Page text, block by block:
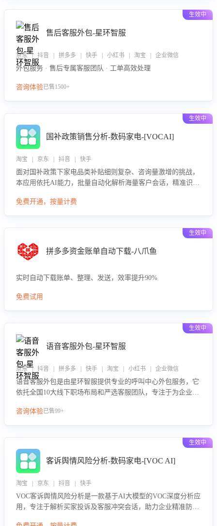
生效中
售后客服外包-星环智服
京东 | 抖音 | 拼多多 | 快手 | 小红书 | 淘宝 | 企业微信
外包服务 · 售后专属客服团队 · 工单高效处理
咨询体验已售1500+
生效中
国补政策销售分析-数码家电-[VOCAI]
淘宝 | 京东 | 抖音 | 快手
面对国补政策下家电品类补贴细则复杂、咨询量激增的挑战，
本应用依托AI能力，批量自动化解析海量客户会话，精准识别
向，深度洞察决策动因。同时全面评估客服团队政策解读准确
免费开通，按量计费
生效中
拼多多资金账单自动下载-八爪鱼
实时自动下载账单、整理、发送，效率提升90%
免费试用
生效中
语音客服外包-星环智服
京东 | 抖音 | 拼多多 | 快手 | 淘宝 | 小红书 | 企业微信
语音客服外包是由星环智服提供专业的呼叫中心外包服务，它
依托全国10大线下职场布局和严选客服团队，专注于为企业提
队和智能工具提升语音客服服务效率和质量，帮助企业实现降
咨询体验已售99+
生效中
客诉舆情风险分析-数码家电-[VOC AI]
淘宝 | 京东 | 抖音 | 快手
VOC客诉舆情风险分析是一款基于AI大模型的VOC深度分析应
用，专注于解析买家投诉及客服冲突会话，助力企业精准防控